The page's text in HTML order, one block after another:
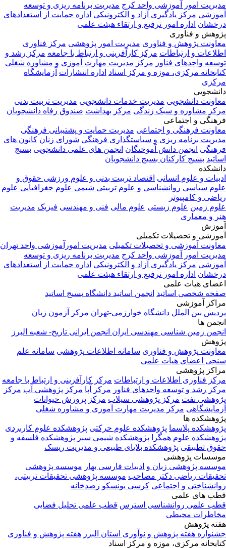
مدیریت امور آموزشی واحد کرج مدیریت برنامه ریزی و توسعه
آموزشی مرکز یادگیری آزاد و الکترونیکی اداره حمایت از استعدادهای
درخشان اداره امور ترفیع و ارتقاء هیئت علمی
پژوهش و فناوری
معاونت پژوهش و فناوری مدیریت امور پژوهشی مرکز فناوری
اطلاعات و ارتباطات مرکز کارآفرینی و ارتباط با جامعه مرکز رشد و
توسعه واحدهای فناور مرکز مدیریت مهارت آموزی و مشاوره شغلی
کتابخانه مرکزی، موزه و مرکز اسناد اداره انتشارات آزمایشگاه
مرکزی
دانشجویی
معاونت دانشجویی مدیریت خدمات دانشجویی مدیریت تربیت بدنی
مرکز مشاوره و سبک زندگی مرکز بهداشت صندوق رفاه دانشجویان
فرهنگی و اجتماعی
معاونت فرهنگی و اجتماعی مدیریت حمایت و پشتیبانی فرهنگی
مدیریت برنامه ریزی و سیاستگذاری فرهنگی شورای زنان کانون های
فرهنگی انجمن دانش آموختگان انجمن های علمی دانشجویی بسیج
اساتید بسیج کارکنان بسیج دانشجویان
دانشکده
ادبیات و علوم انسانی اقتصاد تربیت بدنی و علوم ورزشی حقوق و
علوم سیاسی روانشناسی و علوم تربیتی شیمی علوم جغرافیایی علوم
ریاضی و کامپیوتر
علوم زمین علوم زیستی علوم مالی فنی و مهندسی فیزیک مدیریت
هنر و معماری
آموزش
آموزشی و تحصیلات تکمیلی
معاونت آموزشی و تحصیلات تکمیلی مدیریت امورآموزشی واحد تهران
مدیریت امور آموزشی واحد کرج مدیریت برنامه ریزی و توسعه
آموزشی مرکز یادگیری آزاد و الکترونیکی اداره حمایت از استعدادهای
درخشان اداره امور ترفیع و ارتقاء هیئت علمی
اعضای هیات علمی
صفحه شخصی اساتید انجمن اساتید دانشگاه بسیج اساتید
مراکز آموزشی
پردیس بین الملل دانشگاه خوارزمی-تهران مرکز آزمون زبان
انجمن ها
انجمن زمین شناسی مهندسی ایران انجمن ایرانی تاریخ- شعبه البرز
پژوهش
معاونت پژوهش و فناوری سامانه اطلاعات پژوهشی سامانه علم
سنجی اعضای هیات علمی
مراکز پژوهشی
مرکز فناوری اطلاعات و ارتباطات مرکز کارآفرینی و ارتباط با جامعه
مرکز رشد و توسعه واحدهای فناور مرکز آپا مرکز پژوهشی آب مرکز
پژوهشی نفت مرکز پژوهشی سیلاب مرکز پرورش حیوانات
آزمایشگاهی مرکز مدیریت مهارت آموزی و مشاوره شغلی
پژوهشکده ها
پژوهشکده پلاسما پژوهشکده علوم حرکتی پژوهشکده علوم کاربردی
پژوهشکده علوم همگرا
پژوهشکده شیمی سبز پژوهشکده فلسفه و
حقوق تطبیقی پژوهشکده بلایای طبیعی و مدیریت ریسک
موسسات پژوهشی
موسسه پژوهشی زبان و ادبیات فارسی بهار موسسه پژوهشی
تحقیقات ریاضی دکتر مصاحب موسسه پژوهشی تحقیقات تربیتی،
روانشناختی و اجتماعی کرسی یونسکو رصدخانه
قطب های علمی
قطب علمی روانشناسی استرس قطب علمی تحلیل فضایی
مخاطرات محیطی
هفته پژوهش
جشنواره هفته پژوهش و نوآوری استان البرز هفته پژوهش و فناوری
کتابخانه مرکزی، موزه و مرکز اسناد